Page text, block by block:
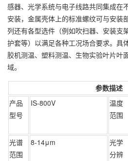
感器、光学系统与电子线路共同集成在
安装，金属壳体上的标准螺纹可与安装
列还有各型选件（例如吹扫器、安装支
护套等）以满足各种工况场合要求。具
胶机测温、塑料测温、生物实验叶片叶
域。
参数描述
产品
型号
IS-800V
温度
范围
光谱
范围
8-14μm
光学
分辨